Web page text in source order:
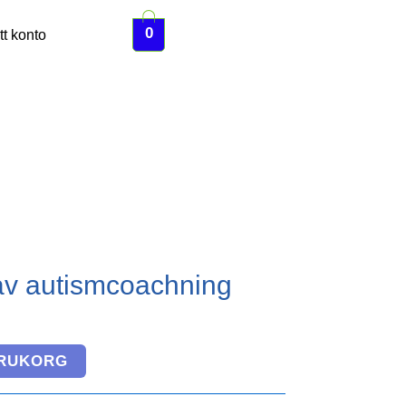
konto 0
autismcoachning